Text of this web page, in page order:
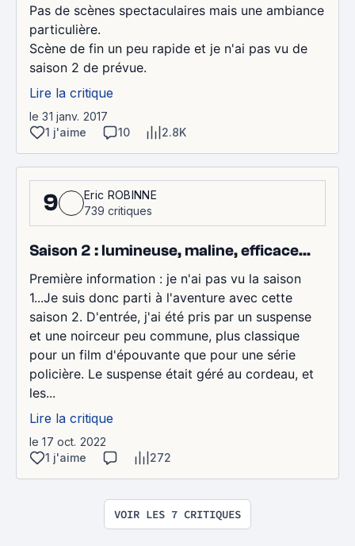
Pas de scènes spectaculaires mais une ambiance
particulière.
Scène de fin un peu rapide et je n'ai pas vu de
saison 2 de prévue.
Lire la critique
le 31 janv. 2017
1 j'aime
10 2.8K
9
Eric ROBINNE
739 critiques
Saison 2 : lumineuse, maline, efficace...
Première information : je n'ai pas vu la saison
1...Je suis donc parti à l'aventure avec cette
saison 2. D'entrée, j'ai été pris par un suspense
et une noirceur peu commune, plus classique
pour un film d'épouvante que pour une série
policière. Le suspense était géré au cordeau, et
les...
Lire la critique
le 17 oct. 2022
1 j'aime
272
VOIR LES 7 CRITIQUES